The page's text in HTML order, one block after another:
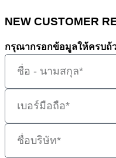
NEW CUSTOMER
กรุณากรอกข้อมูลให้ครบถ้